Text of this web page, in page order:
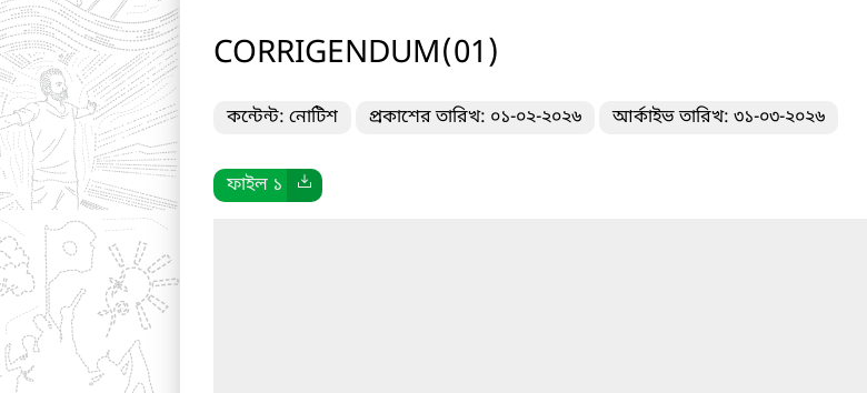
CORRIGENDUM(01)
কন্টেন্ট: নোটিশ প্রকাশের তারিখ: ০১-০২-২০২৬ আর্কাইভ তারিখ: ৩১-০৩-২০২৬
ফাইল ১